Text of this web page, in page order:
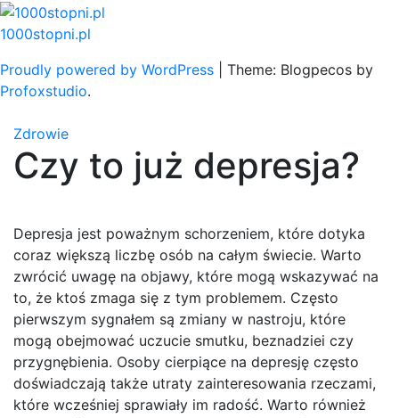
Skip
to
1000stopni.pl
Proudly powered by WordPress
Theme: Blogpecos by
Profoxstudio.
Zdrowie
Czy to już depresja?
Depresja jest poważnym schorzeniem, które dotyka
coraz większą liczbę osób na całym świecie. Warto
zwrócić uwagę na objawy, które mogą wskazywać na
to, że ktoś zmaga się z tym problemem. Często
pierwszym sygnałem są zmiany w nastroju, które
mogą obejmować uczucie smutku, beznadziei czy
przygnębienia. Osoby cierpiące na depresję często
doświadczają także utraty zainteresowania rzeczami,
które wcześniej sprawiały im radość. Warto również